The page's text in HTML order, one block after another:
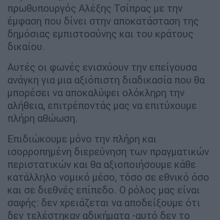
πρωθυπουργός Αλέξης Τσίπρας με την
έμφαση που δίνει στην αποκατάσταση της
δημόσιας εμπιστοσύνης και του κράτους
δικαίου.
Αυτές οι φωνές ενισχύουν την επείγουσα
ανάγκη για μια αξιόπιστη διαδικασία που θα
μπορέσει να αποκαλύψει ολόκληρη την
αλήθεια, επιτρέποντάς μας να επιτύχουμε
πλήρη αθώωση.
Επιδιώκουμε μόνο την πλήρη και
ισορροπημένη διερεύνηση των πραγματικών
περιστατικών και θα αξιοποιήσουμε κάθε
κατάλληλο νομικό μέσο, τόσο σε εθνικό όσο
και σε διεθνές επίπεδο. Ο ρόλος μας είναι
σαφής: δεν χρειάζεται να αποδείξουμε ότι
δεν τελέστηκαν αδικήματα -αυτό δεν το